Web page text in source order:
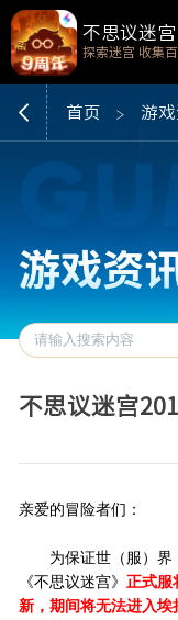
不思议迷宫
探索迷宫 收集
首页 游
不思议迷宫
亲爱的冒险者们：
为保证世（服）界（
《不思议迷宫》 正式服
新，期间将无法进入埃